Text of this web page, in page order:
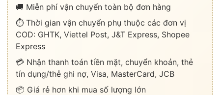
🚚 Miễn phí vận chuyển toàn bộ đơn hàng
⏱️ Thời gian vận chuyển phụ thuộc các đơn vị
COD: GHTK, Viettel Post, J&T Express, Shopee
Express
💳 Nhận thanh toán tiền mặt, chuyển khoản, thẻ
tín dụng/thẻ ghi nợ, Visa, MasterCard, JCB
📦 Giá rẻ hơn khi mua số lượng lớn